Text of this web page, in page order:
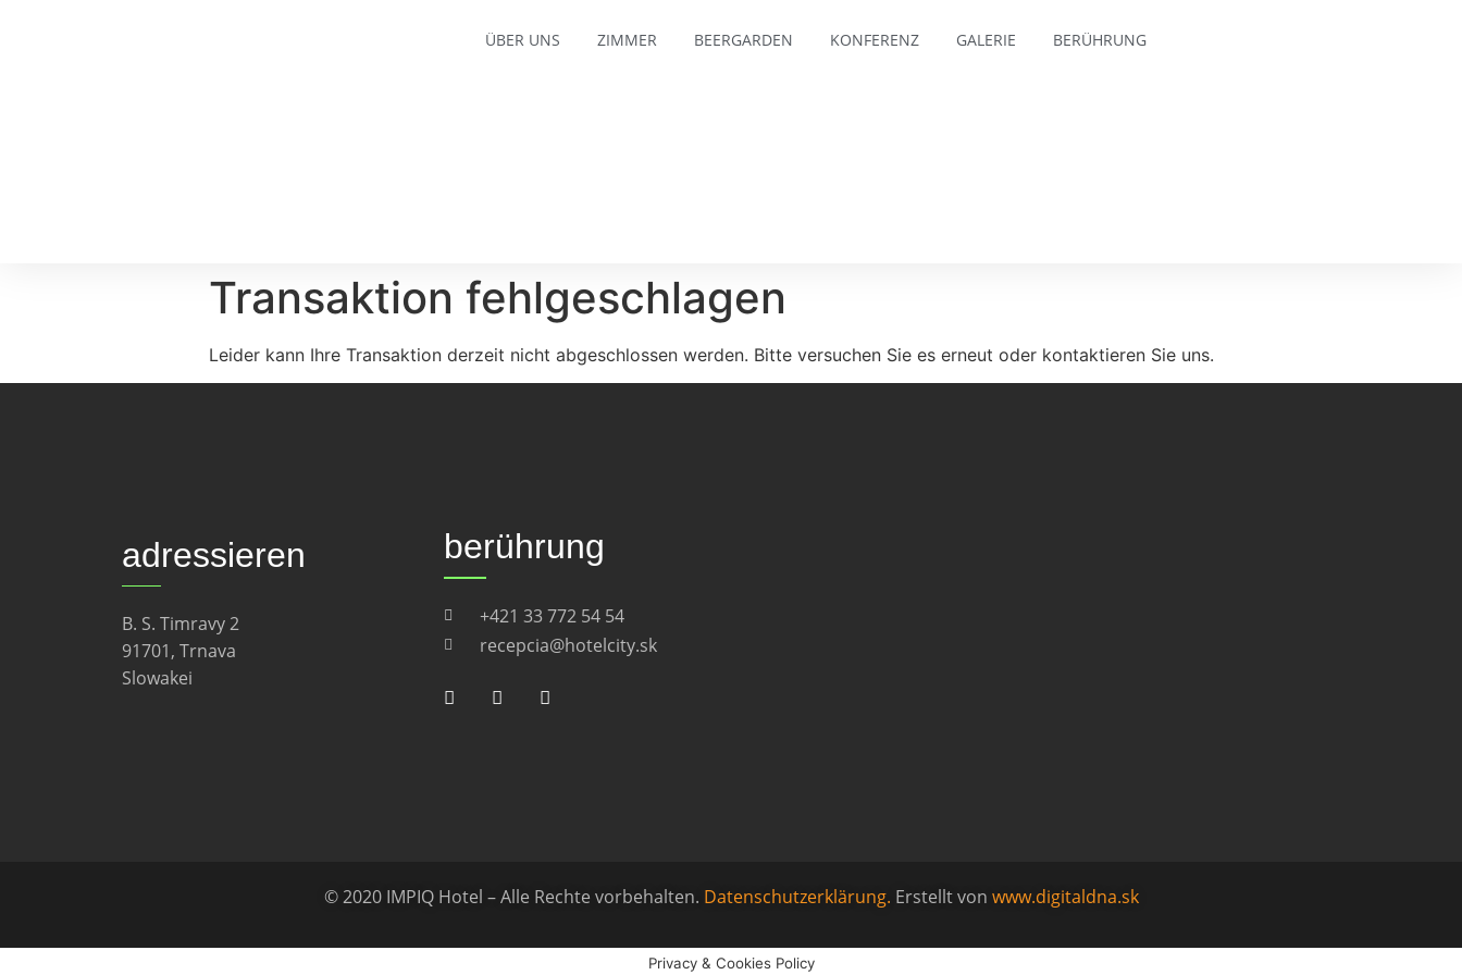
ÜBER UNS ZIMMER BEERGARDEN KONFERENZ GALERIE BERÜHRUNG
Transaktion fehlgeschlagen
Leider kann Ihre Transaktion derzeit nicht abgeschlossen werden. Bitte versuchen Sie es erneut oder kontaktieren Sie uns.
adressieren
B. S. Timravy 2
91701, Trnava
Slowakei
berührung
+421 33 772 54 54
recepcia@hotelcity.sk
© 2020 IMPIQ Hotel – Alle Rechte vorbehalten. Datenschutzerklärung. Erstellt von www.digitaldna.sk
Privacy & Cookies Policy